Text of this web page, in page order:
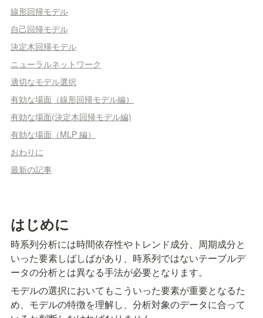
線形回帰モデル
自己回帰モデル
決定木回帰モデル
ニューラルネットワーク
適切なモデル選択
有効な場面（線形回帰モデル編）
有効な場面(決定木回帰モデル編)
有効な場面（MLP 編）
おわりに
最新の記事
はじめに
時系列分析には時間依存性やトレンド成分、周期成分と
いった要素しばしばがあり、時系列ではないテーブルデ
ータの分析とは異なる手法が必要となります。
モデルの選択においてもこういった要素が重要となるた
め、モデルの特徴を理解し、分析対象のデータに合って